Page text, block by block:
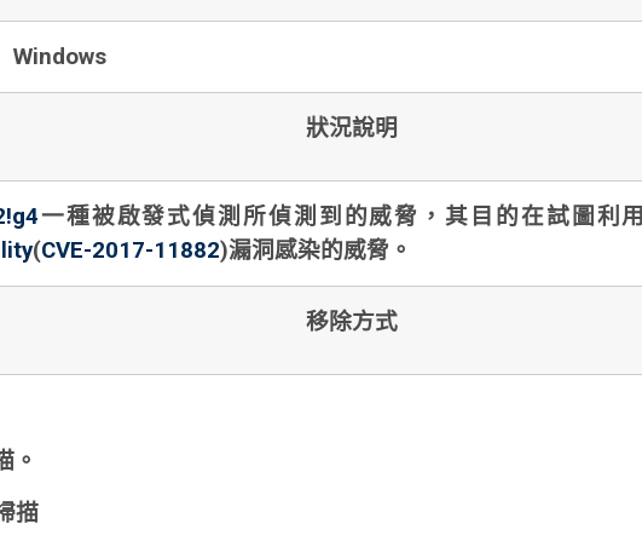
Windows
狀況說明
一種被啟發式偵測所偵測到的威脅，其目的在試圖利用
(CVE-2017-11882)漏洞感染的威脅。
移除方式
。
描